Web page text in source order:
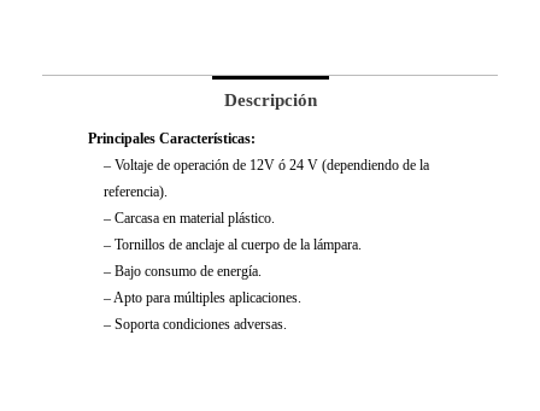
Descripción
Principales Características:
– Voltaje de operación de 12V ó 24 V (dependiendo de la
referencia).
– Carcasa en material plástico.
– Tornillos de anclaje al cuerpo de la lámpara.
– Bajo consumo de energía.
– Apto para múltiples aplicaciones.
– Soporta condiciones adversas.